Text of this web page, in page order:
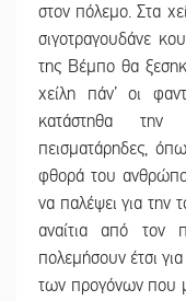
στον πόλεμο. Στα
σιγοτραγουδάνε
της Βέμπο θα
χείλη πάν’ οι
κατάστηθα την
πεισματάρηδες,
φθορά του
να παλέψει για την
αναίτια από τον
πολεμήσουν έτσι
των προγόνων που